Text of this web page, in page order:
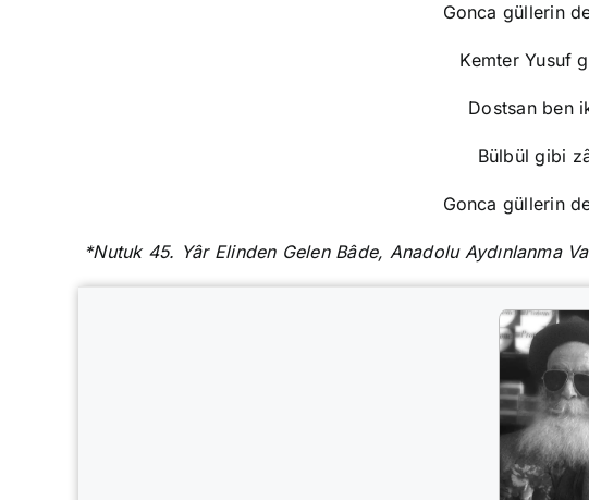
Gonca güllerin
Kemter Yusuf
Dostsan ben
Bülbül gibi
Gonca güllerin
*Nutuk 45. Yâr Elinden Gelen Bâde, Anadolu Aydınlanma